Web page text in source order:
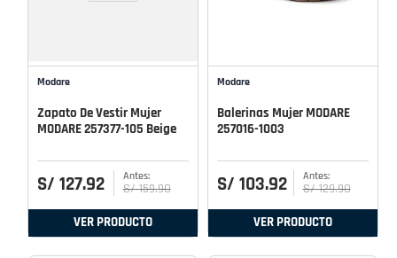
Modare
Zapato De Vestir Mujer
MODARE 257377-105 Beige
S/ 127.92 S/ 159.90
VER PRODUCTO
Modare
Balerinas Mujer MODARE
257016-1003
S/ 103.92 S/ 129.90
VER PRODUCTO